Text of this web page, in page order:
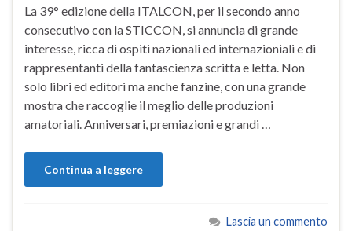
La 39° edizione della ITALCON, per il secondo anno
consecutivo con la STICCON, si annuncia di grande
interesse, ricca di ospiti nazionali ed internazioniali e di
rappresentanti della fantascienza scritta e letta. Non
solo libri ed editori ma anche fanzine, con una grande
mostra che raccoglie il meglio delle produzioni
amatoriali. Anniversari, premiazioni e grandi …
Continua a leggere
Lascia un commento